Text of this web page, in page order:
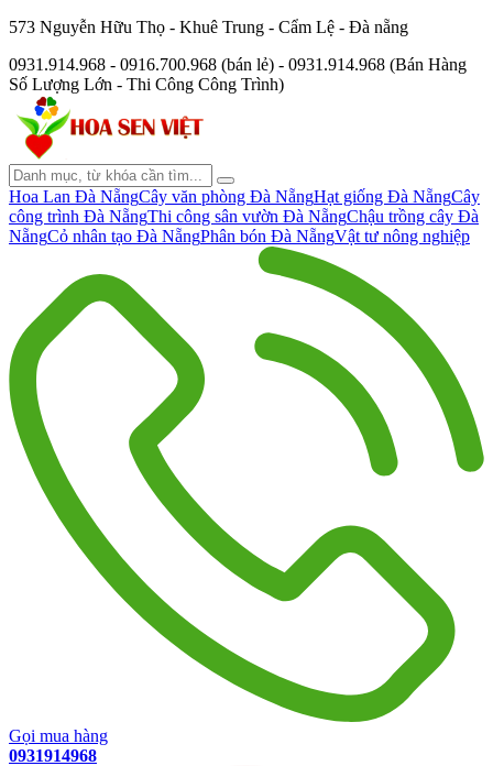
573 Nguyễn Hữu Thọ - Khuê Trung - Cẩm Lệ - Đà nẵng
0931.914.968 - 0916.700.968 (bán lẻ) - 0931.914.968 (Bán Hàng
Số Lượng Lớn - Thi Công Công Trình)
Hoa Lan Đà NẵngCây văn phòng Đà NẵngHạt giống Đà NẵngCây
công trình Đà NẵngThi công sân vườn Đà NẵngChậu trồng cây Đà
NẵngCỏ nhân tạo Đà NẵngPhân bón Đà NẵngVật tư nông nghiệp
Gọi mua hàng
0931914968